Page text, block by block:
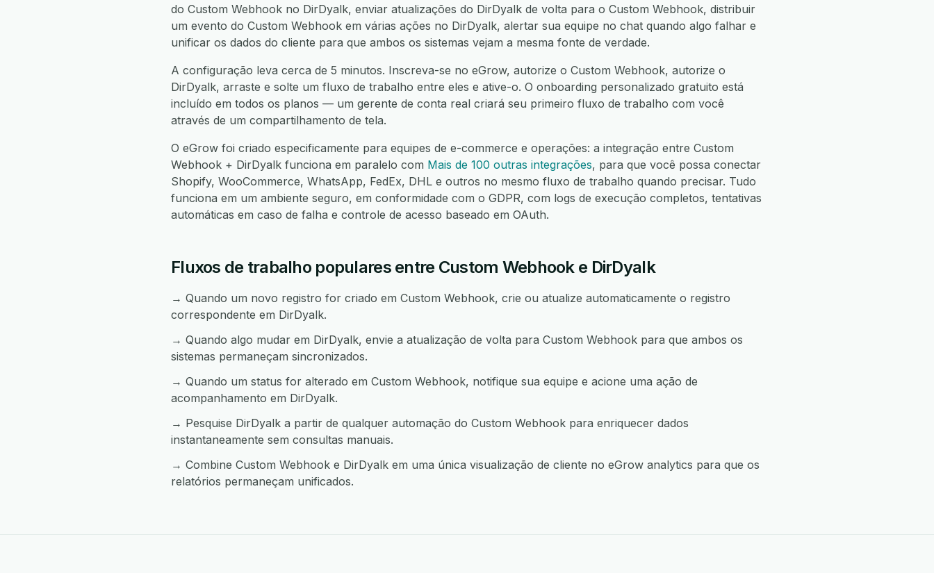
do Custom Webhook no DirDyalk, enviar atualizações do DirDyalk de volta para o Custom Webhook, distribuir
um evento do Custom Webhook em várias ações no DirDyalk, alertar sua equipe no chat quando algo falhar e
unificar os dados do cliente para que ambos os sistemas vejam a mesma fonte de verdade.
A configuração leva cerca de 5 minutos. Inscreva-se no eGrow, autorize o Custom Webhook, autorize o
DirDyalk, arraste e solte um fluxo de trabalho entre eles e ative-o. O onboarding personalizado gratuito está
incluído em todos os planos — um gerente de conta real criará seu primeiro fluxo de trabalho com você
através de um compartilhamento de tela.
O eGrow foi criado especificamente para equipes de e-commerce e operações: a integração entre Custom
Webhook + DirDyalk funciona em paralelo com Mais de 100 outras integrações, para que você possa conectar
Shopify, WooCommerce, WhatsApp, FedEx, DHL e outros no mesmo fluxo de trabalho quando precisar. Tudo
funciona em um ambiente seguro, em conformidade com o GDPR, com logs de execução completos, tentativas
automáticas em caso de falha e controle de acesso baseado em OAuth.
Fluxos de trabalho populares entre Custom Webhook e DirDyalk
→ Quando um novo registro for criado em Custom Webhook, crie ou atualize automaticamente o registro
correspondente em DirDyalk.
→ Quando algo mudar em DirDyalk, envie a atualização de volta para Custom Webhook para que ambos os
sistemas permaneçam sincronizados.
→ Quando um status for alterado em Custom Webhook, notifique sua equipe e acione uma ação de
acompanhamento em DirDyalk.
→ Pesquise DirDyalk a partir de qualquer automação do Custom Webhook para enriquecer dados
instantaneamente sem consultas manuais.
→ Combine Custom Webhook e DirDyalk em uma única visualização de cliente no eGrow analytics para que os
relatórios permaneçam unificados.